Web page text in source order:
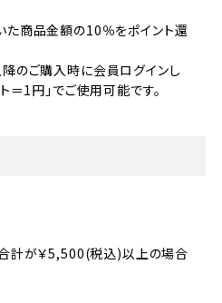
た商品金額の10％をポイント還
降のご購入時に会員ログインし
＝1円」でご使用可能です。
計が￥5,500(税込)以上の場合